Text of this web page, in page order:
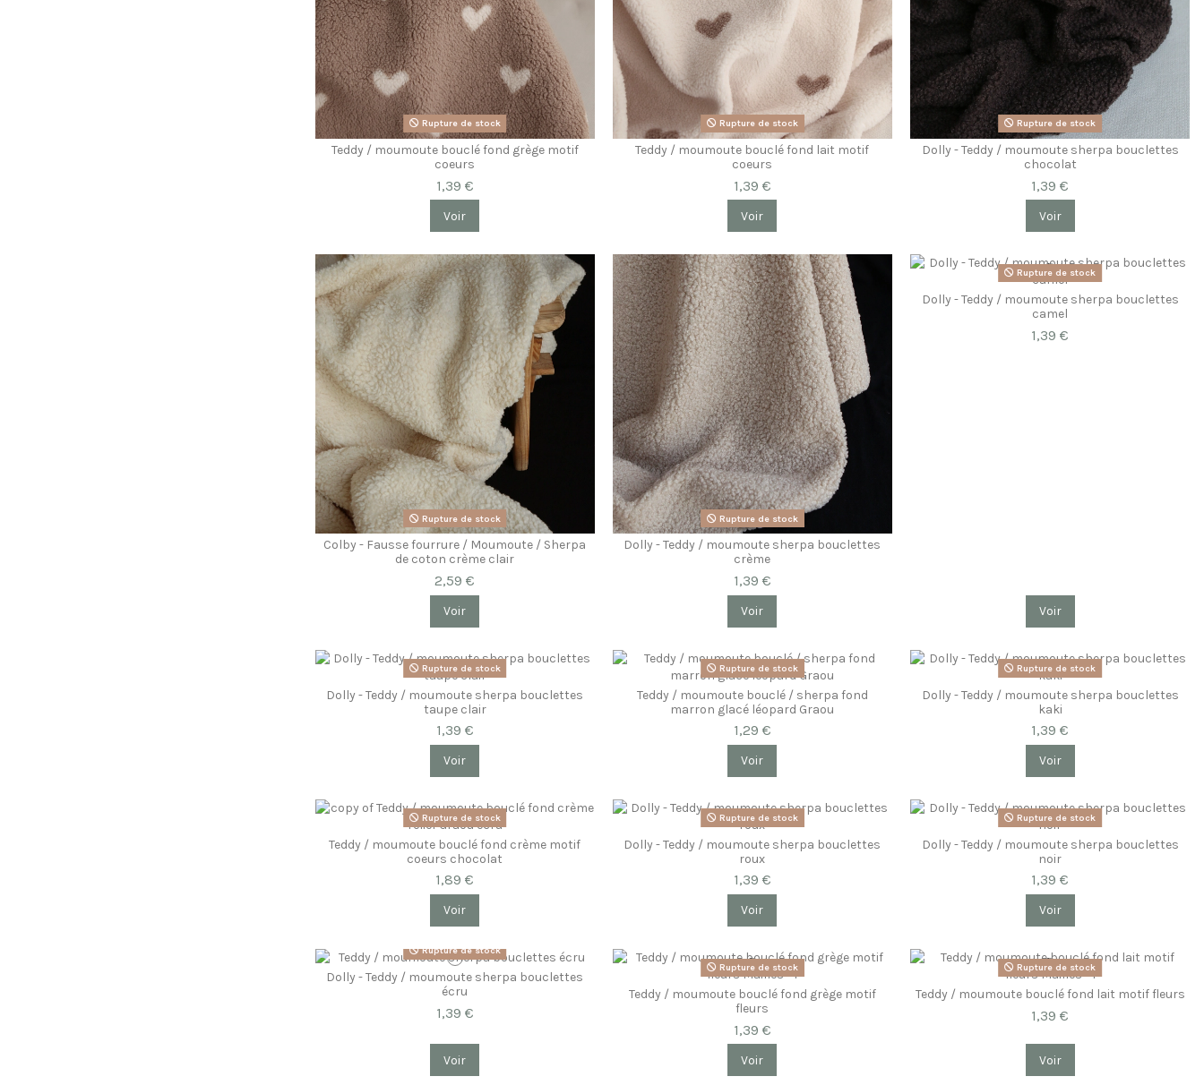
Rupture de stock
Teddy / moumoute bouclé fond grège motif
coeurs
1,39 €
Voir
Rupture de stock
Teddy / moumoute bouclé fond lait motif
coeurs
1,39 €
Voir
Rupture de stock
Dolly - Teddy / moumoute sherpa bouclettes
chocolat
1,39 €
Voir
Rupture de stock
Colby - Fausse fourrure / Moumoute / Sherpa
de coton crème clair
2,59 €
Voir
Rupture de stock
Dolly - Teddy / moumoute sherpa bouclettes
crème
1,39 €
Voir
Rupture de stock
Dolly - Teddy / moumoute sherpa bouclettes
camel
1,39 €
Voir
Rupture de stock
Dolly - Teddy / moumoute sherpa bouclettes
taupe clair
1,39 €
Voir
Rupture de stock
Teddy / moumoute bouclé / sherpa fond
marron glacé léopard Graou
1,29 €
Voir
Rupture de stock
Dolly - Teddy / moumoute sherpa bouclettes
kaki
1,39 €
Voir
Rupture de stock
Teddy / moumoute bouclé fond crème motif
coeurs chocolat
1,89 €
Voir
Rupture de stock
Dolly - Teddy / moumoute sherpa bouclettes
roux
1,39 €
Voir
Rupture de stock
Dolly - Teddy / moumoute sherpa bouclettes
noir
1,39 €
Voir
Rupture de stock
Dolly - Teddy / moumoute sherpa bouclettes
écru
1,39 €
Voir
Rupture de stock
Teddy / moumoute bouclé fond grège motif
fleurs
1,39 €
Voir
Rupture de stock
Teddy / moumoute bouclé fond lait motif fleurs
1,39 €
Voir